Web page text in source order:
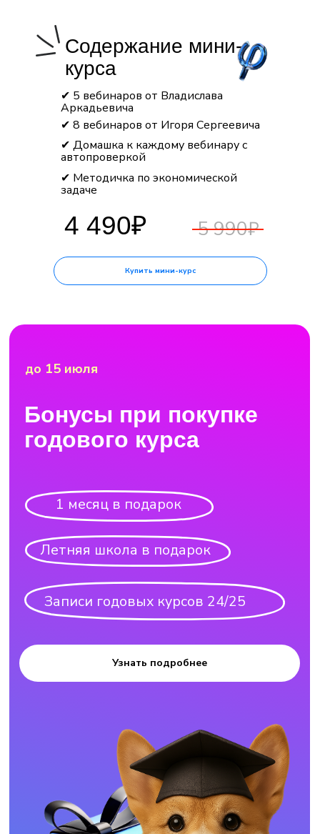
Содержание мини-
курса
✔ 5 вебинаров от Владислава
Аркадьевича
✔ 8 вебинаров от Игоря Сергеевича
✔ Домашка к каждому вебинару с
автопроверкой
✔ Методичка по экономической
задаче
4 490₽ 5 990₽
Купить мини-курс
Бонусы при покупке
годового курса
Летняя школа в подарок
Записи годовых курсов 24/25